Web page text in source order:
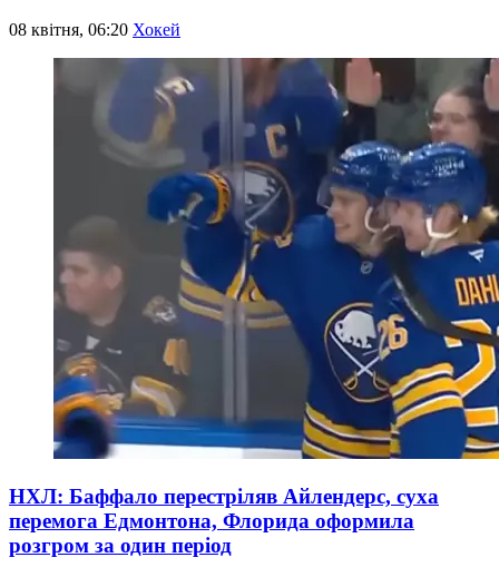
08 квітня, 06:20 Хокей
НХЛ: Баффало перестріляв Айлендерс, суха
перемога Едмонтона, Флорида оформила
розгром за один період